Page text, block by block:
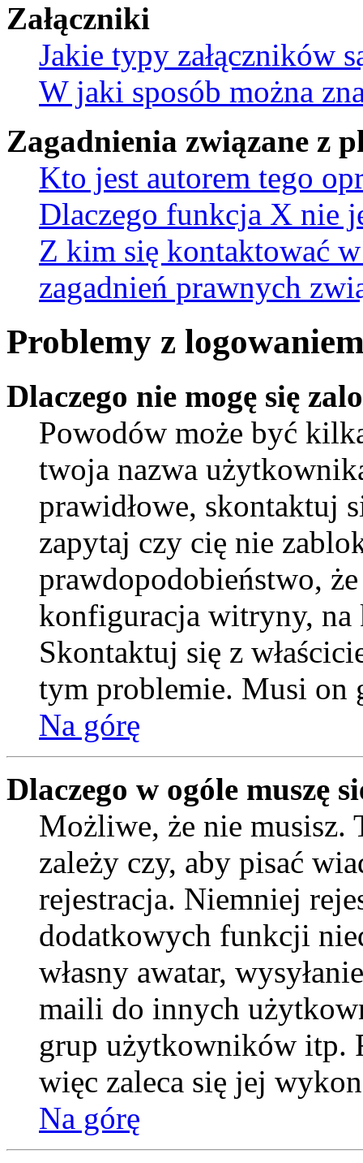
Załączniki
Jakie typy załączników
W jaki sposób można
Zagadnienia związane z
Kto jest autorem tego
Dlaczego funkcja X nie
Z kim się kontaktować
zagadnień prawnych
Problemy z
Dlaczego nie mogę się
Powodów może być
twoja nazwa
prawidłowe, skontaktuj
zapytaj czy cię nie
prawdopodobieństwo,
konfiguracja witryny, na
Skontaktuj się z
tym problemie. Musi on
Na górę
Dlaczego w ogóle muszę
Możliwe, że nie musisz.
zależy czy, aby pisać
rejestracja. Niemniej
dodatkowych funkcji
własny awatar,
maili do innych
grup użytkowników itp.
więc zaleca się jej
Na górę